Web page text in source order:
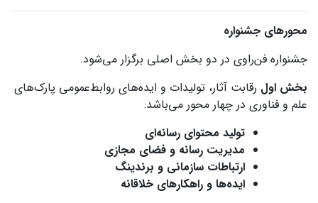
محورهای جشنواره
جشنواره فن‌راوی در دو بخش اصلی برگزار می‌شود.
بخش اول رقابت آثار، تولیدات و ایده‌های روابط‌عمومی پارک‌های
علم و فناوری در چهار محور می‌باشد:
تولید محتوای رسانه‌ای
مدیریت رسانه و فضای مجازی
ارتباطات سازمانی و برندینگ
ایده‌ها و راهکارهای خلاقانه